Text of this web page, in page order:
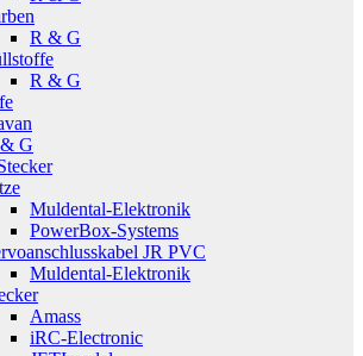
R & G
R & G
G
Muldental-Elektronik
PowerBox-Systems
JR PVC
Muldental-Elektronik
Amass
iRC-Electronic